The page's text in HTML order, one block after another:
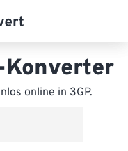
Konverter
online in 3GP.